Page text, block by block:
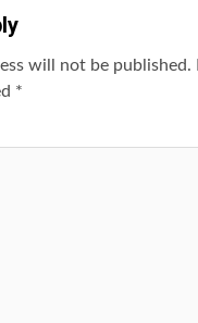
will not be published.
*